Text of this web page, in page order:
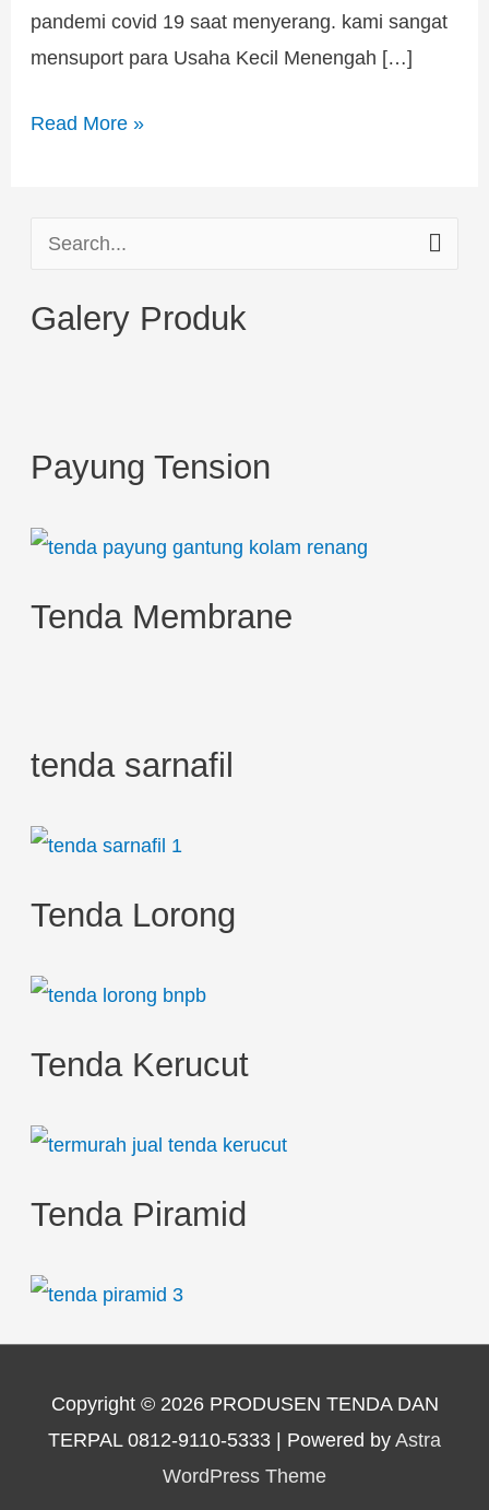
pandemi covid 19 saat menyerang. kami sangat
mensuport para Usaha Kecil Menengah […]
Read More »
a
f
o
:
Galery Produk
Payung Tension
Tenda Membrane
tenda sarnafil
Tenda Lorong
Tenda Kerucut
Tenda Piramid
Copyright © 2026 PRODUSEN TENDA DAN
TERPAL 0812-9110-5333 | Powered byAstra
WordPress Theme